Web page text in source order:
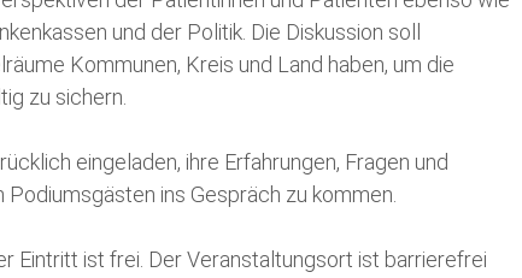
und der Politik. Die Diskussion soll
Kommunen, Kreis und Land haben, um die
zu sichern.
eingeladen, ihre Erfahrungen, Fragen und
ins Gespräch zu kommen.
Eintritt ist frei. Der Veranstaltungsort ist barrierefrei